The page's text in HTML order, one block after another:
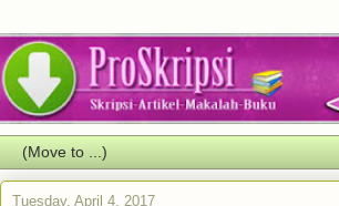
Tuesday, April 4, 2017